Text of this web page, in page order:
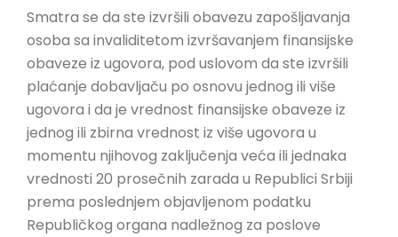
Smatra se da ste izvršili obavezu zapošljavanja
osoba sa invaliditetom izvršavanjem finansijske
obaveze iz ugovora, pod uslovom da ste izvršili
plaćanje dobavljaču po osnovu jednog ili više
ugovora i da je vrednost finansijske obaveze iz
jednog ili zbirna vrednost iz više ugovora u
momentu njihovog zaključenja veća ili jednaka
vrednosti 20 prosečnih zarada u Republici Srbiji
prema poslednjem objavljenom podatku
Republičkog organa nadležnog za poslove